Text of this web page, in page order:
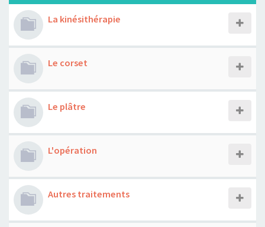
La kinésithérapie
Le corset
Le plâtre
L'opération
Autres traitements